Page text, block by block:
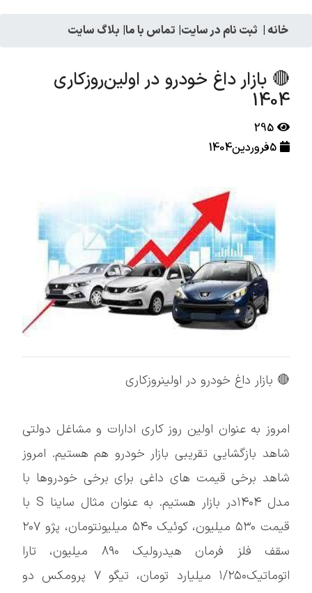
خانه | ثبت نام در سایت| تماس با ما| بلاگ سایت
🔴 بازار داغ خودرو در اولین‌روز‌کاری
1404
295
5فروردین1404
🔴 بازار داغ خودرو در اولینروزکاری
امروز به عنوان اولین روز کاری ادارات و مشاغل دولتی
شاهد بازگشایی تقریبی بازار خودرو هم هستیم. امروز
شاهد برخی قیمت های داغی برای برخی خودروها با
مدل ۱۴۰۴در بازار هستیم. به عنوان مثال ساینا S با
قیمت ۵۳۰ میلیون، کوئیک ۵۴۰ میلیونتومان، پژو ۲۰۷
سقف فلز فرمان هیدرولیک ۸۹۰ میلیون، تارا
اتوماتیک۱/۲۵۰ میلیارد تومان، تیگو ۷ پرومکس دو